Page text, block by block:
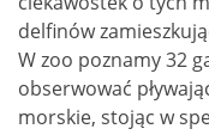
delfinów
W zoo poznamy 32
obserwować
morskie, stojąc w